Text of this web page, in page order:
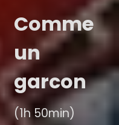
Comme
un
garcon
(1h 50min)